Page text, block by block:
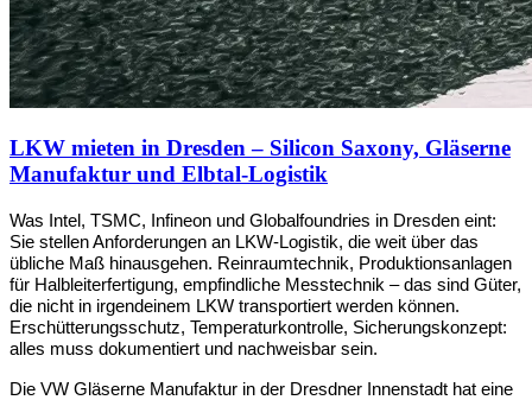
LKW mieten in Dresden – Silicon Saxony, Gläserne
Manufaktur und Elbtal-Logistik
Was Intel, TSMC, Infineon und Globalfoundries in Dresden eint:
Sie stellen Anforderungen an LKW-Logistik, die weit über das
übliche Maß hinausgehen. Reinraumtechnik, Produktionsanlagen
für Halbleiterfertigung, empfindliche Messtechnik – das sind Güter,
die nicht in irgendeinem LKW transportiert werden können.
Erschütterungsschutz, Temperaturkontrolle, Sicherungskonzept:
alles muss dokumentiert und nachweisbar sein.
Die VW Gläserne Manufaktur in der Dresdner Innenstadt hat eine